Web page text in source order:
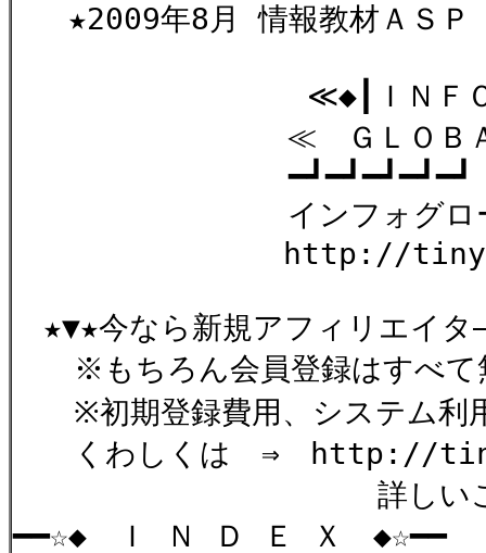
★2009年8月 情報教材ＡＳＰ
≪◆┃ＩＮＦ
≪ ＧＬＯＢＡ
インフォグロー
http://
★▼★今なら新規アフィリエイタ
※もちろん会員登録はすべて
※初期登録費用、システム利
くわしくは ⇒ http://
詳しいことは↓下
━━☆◆ Ｉ Ｎ Ｄ Ｅ Ｘ ◆☆━━